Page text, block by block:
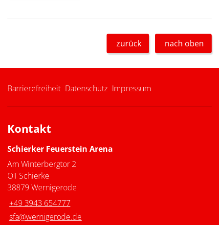
zurück nach oben
Barrierefreiheit Datenschutz Impressum
Kontakt
Schierker Feuerstein Arena
Am Winterbergtor 2
OT Schierke
38879 Wernigerode
+49 3943 654777
sfa@wernigerode.de